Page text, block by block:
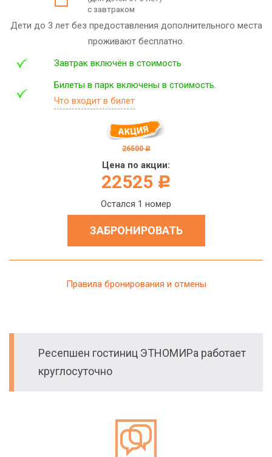
с завтраком
Дети до 3 лет без предоставления дополнительного места
проживают бесплатно.
Завтрак включён в стоимость
Билеты в парк включены в стоимость.
Что входит в билет
26500 c
Цена по акции:
22525 c
Остался 1 номер
ЗАБРОНИРОВАТЬ
Правила бронирования и отмены
Ресепшен гостиниц ЭТНОМИРа работает
круглосуточно